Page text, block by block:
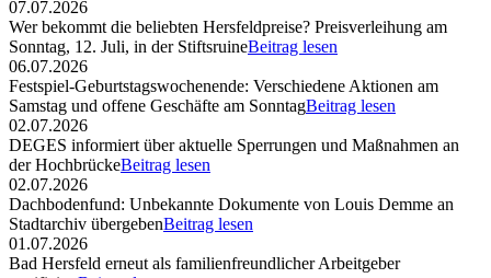
07.07.2026
Wer bekommt die beliebten Hersfeldpreise? Preisverleihung am
Sonntag, 12. Juli, in der StiftsruineBeitrag lesen
06.07.2026
Festspiel-Geburtstagswochenende: Verschiedene Aktionen am
Samstag und offene Geschäfte am SonntagBeitrag lesen
02.07.2026
DEGES informiert über aktuelle Sperrungen und Maßnahmen an
der HochbrückeBeitrag lesen
02.07.2026
Dachbodenfund: Unbekannte Dokumente von Louis Demme an
Stadtarchiv übergebenBeitrag lesen
01.07.2026
Bad Hersfeld erneut als familienfreundlicher Arbeitgeber